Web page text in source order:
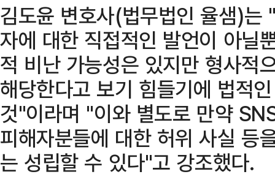
김도윤 변호사(법무법인 율샘)는
자에 대한 직접적인 발언이 아닐
적 비난 가능성은 있지만 형사적
해당한다고 보기 힘들기에 법적
것"이라며 "이와 별도로 만약
피해자분들에 대한 허위 사실 등
는 성립할 수 있다"고 강조했다.